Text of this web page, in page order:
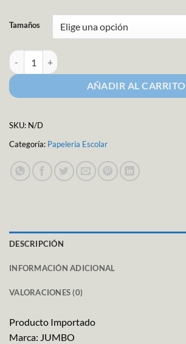
Tamaños
Clip Metalico Marca JUMBO cantidad
AÑADIR AL CARRITO
SKU: N/D
Categoría: Papeleria Escolar
DESCRIPCIÓN
INFORMACIÓN ADICIONAL
VALORACIONES (0)
Producto Importado
Marca: JUMBO